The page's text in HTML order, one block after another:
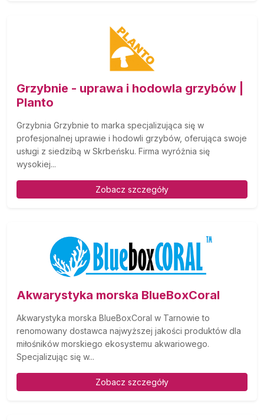
Grzybnie - uprawa i hodowla grzybów |
Planto
Grzybnia Grzybnie to marka specjalizująca się w
profesjonalnej uprawie i hodowli grzybów, oferująca swoje
usługi z siedzibą w Skrbeńsku. Firma wyróżnia się
wysokiej...
Zobacz szczegóły
Akwarystyka morska BlueBoxCoral
Akwarystyka morska BlueBoxCoral w Tarnowie to
renomowany dostawca najwyższej jakości produktów dla
miłośników morskiego ekosystemu akwariowego.
Specjalizując się w...
Zobacz szczegóły